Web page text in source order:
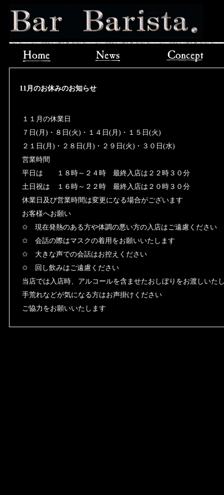
11月のお休みのお知らせ
１１月の休業日
７日(月)・８日(火)・１４日(月)・１５日(火)
２１日(月)・２８日(月)・２９日(火)・３０日(水)
営業時間
平日は １８時～２４時 最終入店は２２時３０分
土日祝は １６時～２２時 最終入店は２０時３０分
休業日及び営業時間は変更になる場合がございます
お客様へお願い
✩ 現在発熱のある方や体調の悪い方の入店はご遠慮ください
✩ 会話の際はマスクの着用をお願いいたします
✩ 大きな声での会話はお控えください
✩ 回し飲みはご遠慮ください
当店では入店時、アルコールを含ませたおしぼりをお渡しいた
手荒れなどが気になる方はお声掛けください
ご協力をお願いいたします